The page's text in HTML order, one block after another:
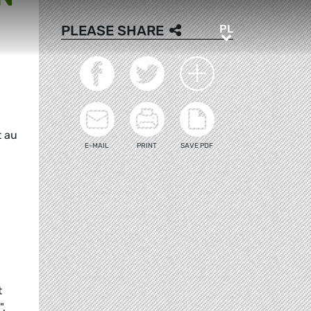
PLPL
au
PLEASE SHARE
E-MAIL PRINT SAVE PDF